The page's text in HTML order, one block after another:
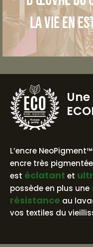
la vie en
BASE AQUEUSE
L’encre
encre très
est éclatant et
possède en plus une
résistance au
vos textiles du